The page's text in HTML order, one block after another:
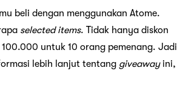
beli dengan menggunakan Atome.
selected items. Tidak hanya diskon
untuk 10 orang pemenang. Jadi
lebih lanjut tentang giveawayini,